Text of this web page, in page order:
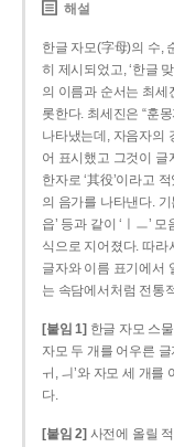
해설
한글 자모(字母)의 수,
히 제시되었고, ‘한글
의 이름과 순서는 최세
롯한다. 최세진은 “훈
나타냈는데, 자음자의
어 표시했고 그것이 글
한자로 ‘其役’이라고
의 음가를 나타낸다. 기
읍’ 등과 같이 ‘ㅣㅡ’
식으로 지어졌다. 따라
글자와 이름 표기에서
는 속담에서처럼 전통
[붙임 1] 한글 자모 스
자모 두 개를 어우른 글
ㅟ, ㅢ’와 자모 세 개를
다.
[붙임 2] 사전에 올릴